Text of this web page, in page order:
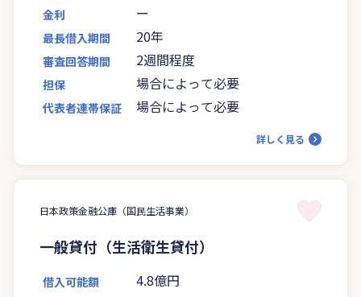
金利 ー
最長借入期間 20年
審査回答期間 2週間程度
担保 場合によって必要
代表者連帯保証 場合によって必要
詳しく見る
日本政策金融公庫（国民生活事業）
一般貸付（生活衛生貸付）
借入可能額 4.8億円